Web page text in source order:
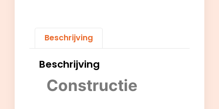
Beschrijving
Beschrijving
Constructie